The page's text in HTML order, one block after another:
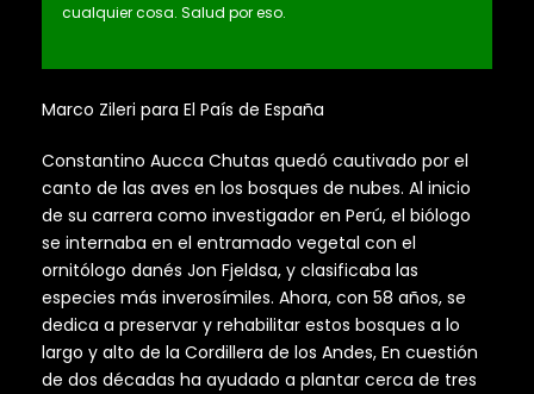
cualquier cosa. Salud por eso.
Marco Zileri para El País de España
Constantino Aucca Chutas quedó cautivado por el
canto de las aves en los bosques de nubes. Al inicio
de su carrera como investigador en Perú, el biólogo
se internaba en el entramado vegetal con el
ornitólogo danés Jon Fjeldsa, y clasificaba las
especies más inverosímiles. Ahora, con 58 años, se
dedica a preservar y rehabilitar estos bosques a lo
largo y alto de la Cordillera de los Andes, En cuestión
de dos décadas ha ayudado a plantar cerca de tres